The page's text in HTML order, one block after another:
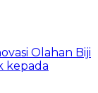
Olahan Biji
kepada